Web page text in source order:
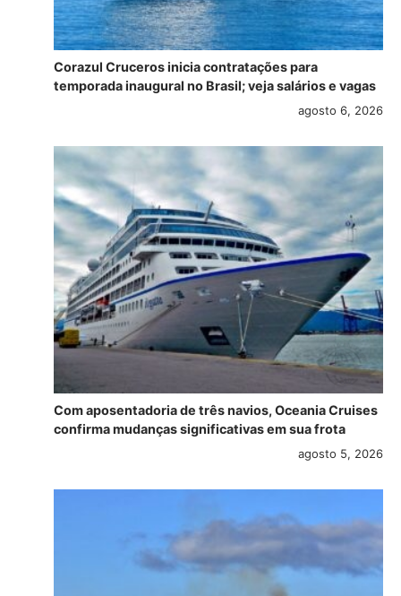
Corazul Cruceros inicia contratações para
temporada inaugural no Brasil; veja salários e vagas
agosto 6, 2026
Com aposentadoria de três navios, Oceania Cruises
confirma mudanças significativas em sua frota
agosto 5, 2026